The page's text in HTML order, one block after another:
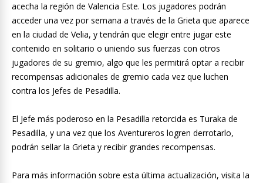
acecha la región de Valencia Este. Los jugadores podrán
acceder una vez por semana a través de la Grieta que aparece
en la ciudad de Velia, y tendrán que elegir entre jugar este
contenido en solitario o uniendo sus fuerzas con otros
jugadores de su gremio, algo que les permitirá optar a recibir
recompensas adicionales de gremio cada vez que luchen
contra los Jefes de Pesadilla.
El Jefe más poderoso en la Pesadilla retorcida es Turaka de
Pesadilla, y una vez que los Aventureros logren derrotarlo,
podrán sellar la Grieta y recibir grandes recompensas.
Para más información sobre esta última actualización, visita la